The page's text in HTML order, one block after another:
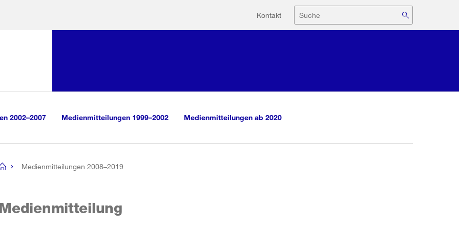
Hilfsnavigation
Kontakt Suche
2002–2007 Medienmitteilungen 1999–2002 Medienmitteilungen ab 2020
Medienmitteilungen 2008–2019